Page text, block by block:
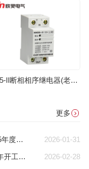
HHD5-II断相相序继电器(老款)
更多
2026-01-31
同“欣”同行 智领新程 | 欣灵电气2025年度表彰总结大会暨新年酒会成功举办！
2026-02-28
马上欣程 同心共跃 | 欣灵电气2026年开工大吉！